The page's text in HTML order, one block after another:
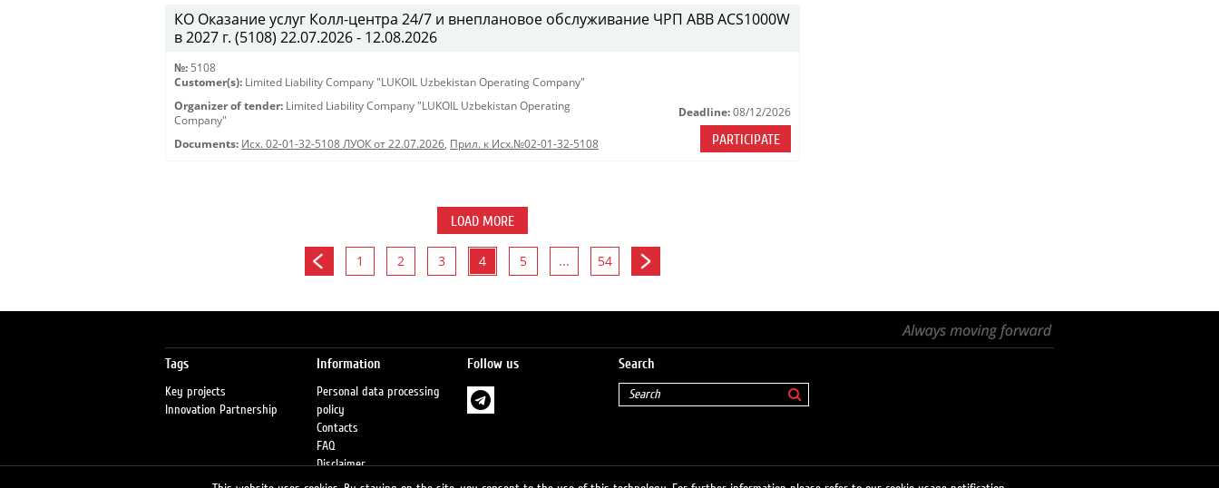
КО Оказание услуг Колл-центра 24/7 и внеплановое обслуживание ЧРП АВВ ACS1000W
в 2027 г. (5108) 22.07.2026 - 12.08.2026
№: 5108
Customer(s): Limited Liability Company "LUKOIL Uzbekistan Operating Company"
Organizer of tender: Limited Liability Company "LUKOIL Uzbekistan Operating
Company"
Documents: Исх. 02-01-32-5108 ЛУОК от 22.07.2026, Прил. к Исх.№02-01-32-5108
Deadline: 08/12/2026
PARTICIPATE
LOAD MORE
1 2 3 4 5 ... 54
Tags
Key projects
Innovation Partnership
Information
Personal data processing
policy
Contacts
FAQ
Disclaimer
Petrol stations
Follow us Search